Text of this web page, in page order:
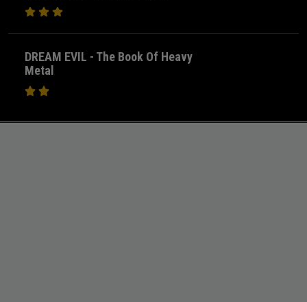
DREAM EVIL - The Book Of Heavy
Metal